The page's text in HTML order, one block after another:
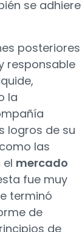
se adhiere
posteriores
responsable
la
logros de su
las
mercado
fue muy
terminó
de
de